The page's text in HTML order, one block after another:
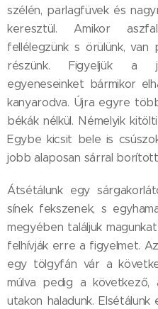
szélén, parlagfüvek és
keresztül. Amikor
fellélegzünk s örülünk, van
részünk. Figyeljük a
egyeneseinket bármikor
kanyarodva. Újra egyre
békák nélkül. Némelyik
Egybe kicsit bele is
jobb alaposan sárral
Átsétálunk egy
sínek fekszenek, s
megyében találjuk
felhívják erre a figyelmet.
egy tölgyfán vár a
múlva pedig a
utakon haladunk.